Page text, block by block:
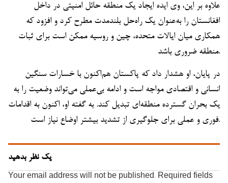
علاوه بر این، وی ایده ایجاد یک منطقه حائل امنیتی در داخل
افغانستان را به‌عنوان یک راه‌حل بلندمدت مطرح کرد و افزود که
همکاری میان ایالات متحده، چین و روسیه ممکن است برای ثبات
منطقه ضروری باشد.
در پایان، او هشدار داد که پاکستان هم‌اکنون با خسارات سنگین
انسانی و اقتصادی مواجه است و ادامه بی‌عملی می‌تواند وضعیت را به
یک بحران گسترده منطقه‌ای تبدیل کند. به گفته او، اکنون به اقدامات
فوری و عملی برای جلوگیری از تشدید بیشتر اوضاع نیاز است.
یک نظر بدهید
Your email address will not be published. Required fields